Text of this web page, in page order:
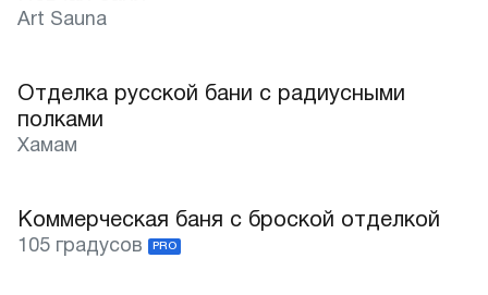
Art Sauna
Лучшее
Отделка русской бани с радиусными
полками
Хамам
Лучшее
Коммерческая баня с броской отделкой
105 градусов PRO